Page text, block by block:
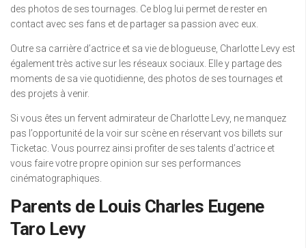
des photos de ses tournages. Ce blog lui permet de rester en
contact avec ses fans et de partager sa passion avec eux.
Outre sa carrière d’actrice et sa vie de blogueuse, Charlotte Levy est
également très active sur les réseaux sociaux. Elle y partage des
moments de sa vie quotidienne, des photos de ses tournages et
des projets à venir.
Si vous êtes un fervent admirateur de Charlotte Levy, ne manquez
pas l’opportunité de la voir sur scène en réservant vos billets sur
Ticketac. Vous pourrez ainsi profiter de ses talents d’actrice et
vous faire votre propre opinion sur ses performances
cinématographiques.
Parents de Louis Charles Eugene
Taro Levy